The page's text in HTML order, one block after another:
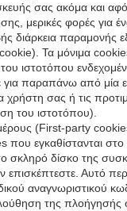
σας ακόμα και
μερικές φορές για
διάρκεια παραμονής
Τα μόνιμα
ιστοτόπου
για παραπάνω από μία
χρήστη σας ή τις
του ιστοτόπου).
(First-party
που εγκαθίστανται
σκληρό δίσκο της
επισκέπτεστε. Αυτό
αναγνωριστικού
της πλοήγησής